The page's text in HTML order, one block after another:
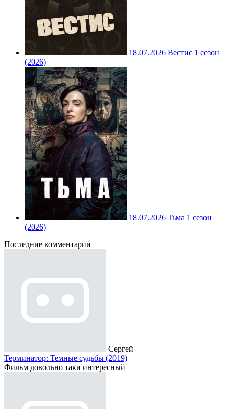
18.07.2026 Вестис 1 сезон
(2026)
18.07.2026 Тьма 1 сезон
(2026)
Последние комментарии
Сергей
Терминатор: Темные судьбы (2019)
Фильм довольно таки интересный